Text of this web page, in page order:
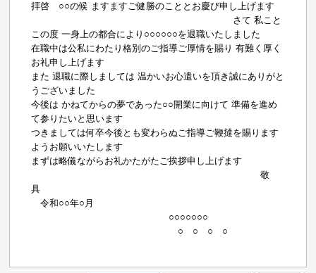
拝啓 ○○の候 ますますご健勝のこととお慶び申し上げます
さて 私こと
この度 一身上の都合により○○○○○○を退職いたしました
在職中は公私にわたり格別のご指導ご厚情を賜り 有難く厚く
お礼申し上げます
また 退職に際しましては 温かいお心遣いを頂き誠にありがと
うございました
今後は かねてからの夢であった○○開業に向けて 準備を進め
て参りたいと思います
つきましては何卒今後とも変わらぬご指導ご鞭撻を賜ります
ようお願いいたします
まずは略儀ながらお礼かたがたご挨拶申し上げます
敬
具
令和○○年○月
○○○○○○○
○ ○ ○ ○